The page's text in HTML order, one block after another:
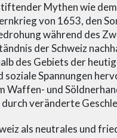
Mythen wie
von 1653, den
während des
der Schweiz
des Gebiets der
Spannungen
Waffen- und
veränderte
als neutrales und